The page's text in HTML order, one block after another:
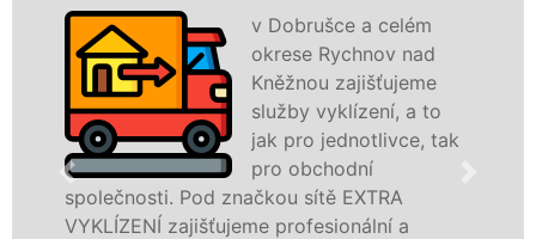
v Dobrušce a celém
okrese Rychnov nad
Kněžnou zajišťujeme
služby vyklízení, a to
jak pro jednotlivce, tak
pro obchodní
Pod značkou sítě EXTRA
zajišťujeme profesionální a